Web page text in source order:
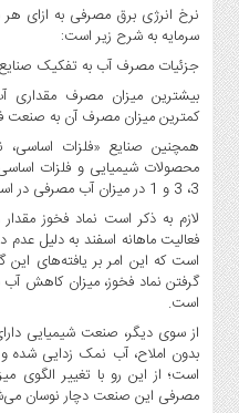
نرخ انرژی برق مصرفی به ازای هر
سرمایه به شرح زیر است:
جزئیات مصرف آب به تفکیک صنایع
بیشترین میزان مصرف
کمترین میزان مصرف آن به صنعت
همچنین صنایع «فلزات اساسی،
3، 3 و 1 در میزان آب مصرفی در اسفند ماه نسبت به بهمن ماه شده است.
لازم به ذکر است نماد فخوز
فعالیت ماهانه اسفند به دلیل
است که این امر بر یافته‌های
است.
از سوی دیگر، صنعت شیمیایی
بدون املاح، آب نمک زدایی شده
است؛ از این رو با تغییر الگوی
مصرفی این صنعت دچار نوسان